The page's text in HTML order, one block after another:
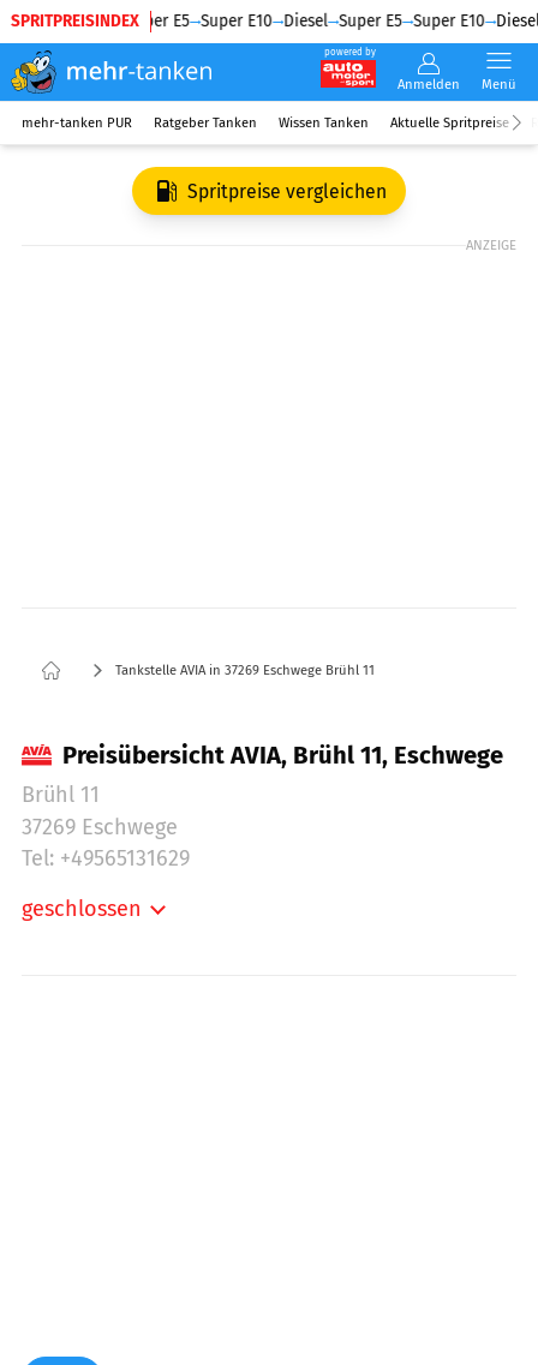
SPRITPREISINDEX
Diesel Super E5 Super E10 Diesel Super E5 Super E10 Diesel
powered by
Anmelden Menü
mehr-tanken PUR Ratgeber Tanken Wissen Tanken Aktuelle Spritpreise
Spritpreise vergleichen
ANZEIGE
Tankstelle AVIA in 37269 Eschwege Brühl 11
Preisübersicht AVIA, Brühl 11, Eschwege
Brühl 11
37269 Eschwege
Tel: +49565131629
geschlossen